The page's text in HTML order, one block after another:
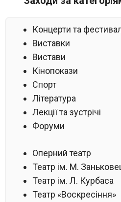
Концерти та
Виставки
Вистави
Кінопокази
Спорт
Література
Лекції та зустрічі
Форуми
Оперний театр
Театр ім. М.
Театр ім. Л. Курбаса
Театр «Воскресіння»